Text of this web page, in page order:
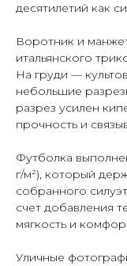
десятилетий как
Воротник и
итальянского
На груди —
небольшие
разрез усилен
прочность и
Футболка
г/м²), который
собранного
счет добавления
мягкость и
Уличные